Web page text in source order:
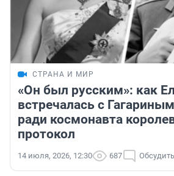
СТРАНА И МИР
«Он был русским»: как
встречалась с
ради космонавта
протокол
14 июля, 2026, 12:30 687 Обсудить